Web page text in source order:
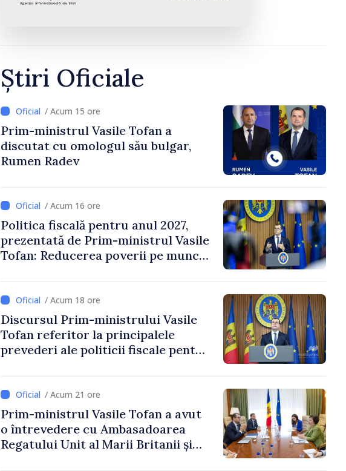
Știri Oficiale
/ Acum 15 ore
Prim-ministrul Vasile Tofan a
discutat cu omologul său bulgar,
Rumen Radev
/ Acum 16 ore
Politica fiscală pentru anul 2027,
prezentată de Prim-ministrul Vasile
Tofan: Reducerea poverii pe muncă,
/ Acum 18 ore
Discursul Prim-ministrului Vasile
Tofan referitor la principalele
prevederi ale politicii fiscale pentru
/ Acum 21 ore
Prim-ministrul Vasile Tofan a avut
o întrevedere cu Ambasadoarea
Regatului Unit al Marii Britanii și